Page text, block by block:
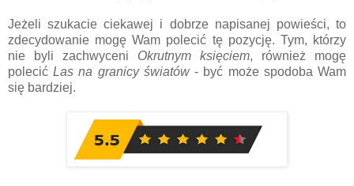
Jeżeli szukacie ciekawej i dobrze napisanej powieści, to
zdecydowanie mogę Wam polecić tę pozycję. Tym, którzy
nie byli zachwyceni Okrutnym księciem, również mogę
polecićLas na granicy światów- być może spodoba Wam
się bardziej.